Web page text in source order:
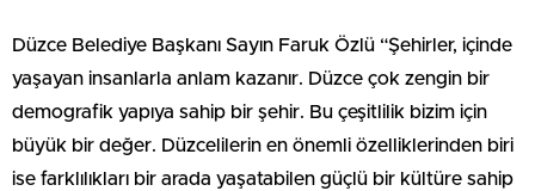
Düzce Belediye Başkanı Sayın Faruk Özlü “Şehirler, içinde
yaşayan insanlarla anlam kazanır. Düzce çok zengin bir
demografik yapıya sahip bir şehir. Bu çeşitlilik bizim için
büyük bir değer. Düzcelilerin en önemli özelliklerinden biri
ise farklılıkları bir arada yaşatabilen güçlü bir kültüre sahip